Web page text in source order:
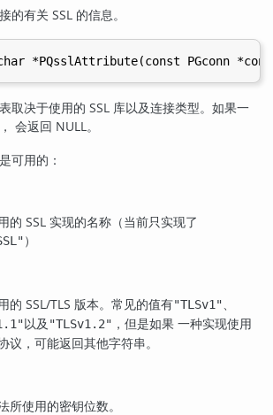
的有关 SSL 的信息。
取决于使用的 SSL 库以及连接类型。如果一
会返回 NULL。
可用的：
的 SSL 实现的名称（当前只实现了
）
的 SSL/TLS 版本。常见的值有"TLSv1"、
以及 "TLSv1.2" ，但是如果 一种实现使用
议，可能返回其他字符串。
所使用的密钥位数。